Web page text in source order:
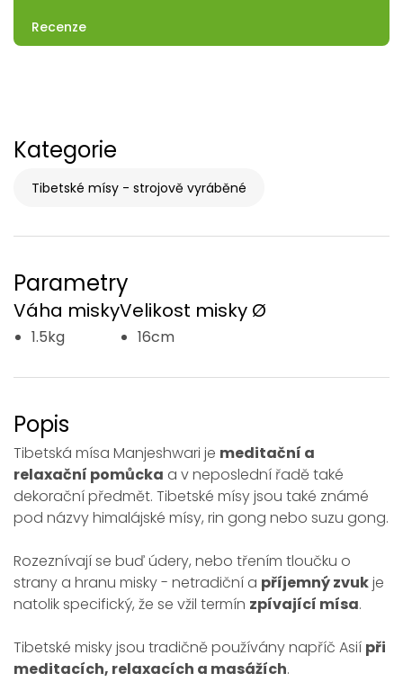
Recenze
Kategorie
Tibetské mísy - strojově vyráběné
Parametry
Váha misky
1.5kg
Velikost misky Ø
16cm
Popis
Tibetská mísa Manjeshwari je meditační a
relaxační pomůcka a v neposlední řadě také
dekorační předmět. Tibetské mísy jsou také známé
pod názvy himalájské mísy, rin gong nebo suzu gong.
Rozeznívají se buď údery, nebo třením tloučku o
strany a hranu misky - netradiční a příjemný zvukje
natolik specifický, že se vžil termín zpívající mísa.
Tibetské misky jsou tradičně používány napříč Asií při
meditacích, relaxacích a masážích.